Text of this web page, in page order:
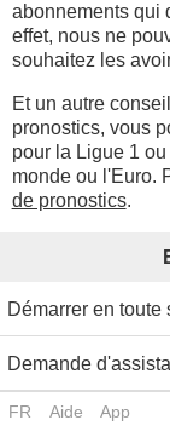
abonnements qui
effet, nous ne
souhaitez les
Et un autre
pronostics, vous
pour la Ligue 1
monde ou l'Euro.
de pronostics.
Démarrer en
Demande
FR Aide App